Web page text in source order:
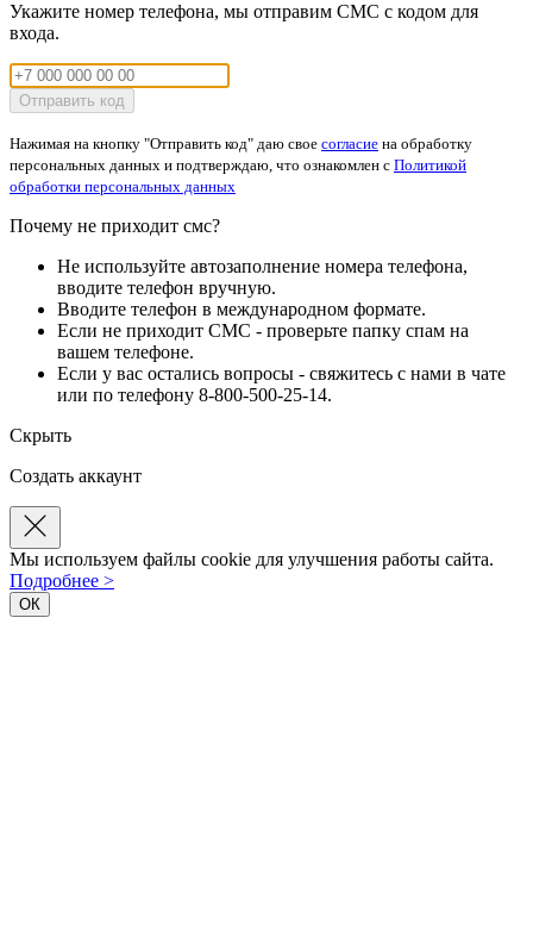
Укажите номер телефона, мы отправим СМС с кодом для
входа.
Отправить код
Нажимая на кнопку "Отправить код" даю свое согласие на обработку
персональных данных и подтверждаю, что ознакомлен с Политикой
обработки персональных данных
Почему не приходит смс?
Не используйте автозаполнение номера телефона,
вводите телефон вручную.
Вводите телефон в международном формате.
Если не приходит СМС - проверьте папку спам на
вашем телефоне.
Если у вас остались вопросы - свяжитесь с нами в чате
или по телефону 8-800-500-25-14.
Скрыть
Создать аккаунт
Мы используем файлы cookie для улучшения работы сайта.
Подробнее >
ОК